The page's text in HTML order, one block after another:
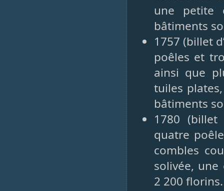
une petite
bâtiments
1757 (billet
poêles et
ainsi que
tuiles
bâtiments
1780 (billet
quatre
combles
solivée,
2 200 florins.